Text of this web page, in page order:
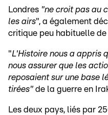
Londres "ne croit pas au
les airs", a également
critique peu habituelle de
"L'Histoire nous a appris
nous assurer que les
reposaient sur une base
tirées" de la guerre en
Les deux pays, liés par